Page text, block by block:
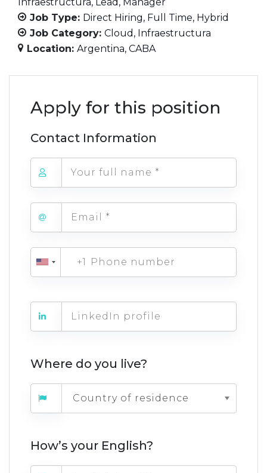
Job Type: Direct Hiring Full Time Hybrid
Job Category: Cloud Infraestructura
Location: Argentina CABA
Apply for this position
Contact Information
+1
Where do you live?
Country of residence
How’s your English?